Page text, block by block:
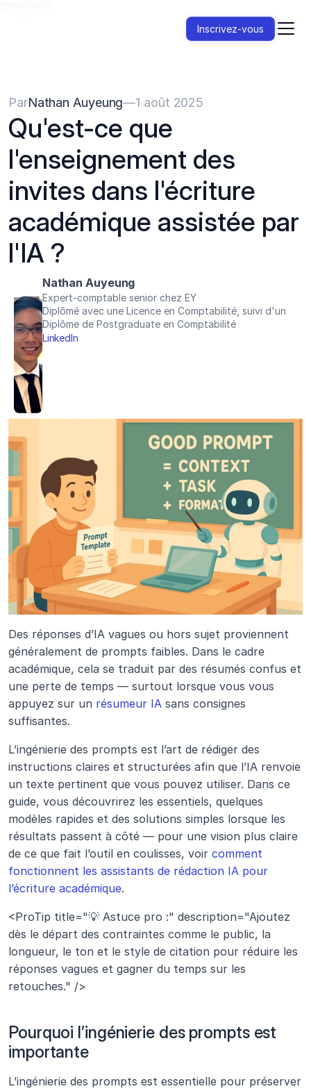
Inscrivez-vous
ParNathan Auyeung—1 août 2025
Qu'est-ce que
l'enseignement des
invites dans l'écriture
académique assistée par
l'IA ?
Nathan Auyeung
Expert-comptable senior chez EY
Diplômé avec une Licence en Comptabilité, suivi d'un
Diplôme de Postgraduate en Comptabilité
LinkedIn
Des réponses d’IA vagues ou hors sujet proviennent
généralement de prompts faibles. Dans le cadre
académique, cela se traduit par des résumés confus et
une perte de temps — surtout lorsque vous vous
appuyez sur un résumeur IA sans consignes
suffisantes.
L’ingénierie des prompts est l’art de rédiger des
instructions claires et structurées afin que l’IA renvoie
un texte pertinent que vous pouvez utiliser. Dans ce
guide, vous découvrirez les essentiels, quelques
modèles rapides et des solutions simples lorsque les
résultats passent à côté — pour une vision plus claire
de ce que fait l’outil en coulisses, voir comment
fonctionnent les assistants de rédaction IA pour
l’écriture académique.
<ProTip title="💡 Astuce pro :" description="Ajoutez
dès le départ des contraintes comme le public, la
longueur, le ton et le style de citation pour réduire les
réponses vagues et gagner du temps sur les
retouches." />
Pourquoi l’ingénierie des prompts est
importante
L’ingénierie des prompts est essentielle pour préserver